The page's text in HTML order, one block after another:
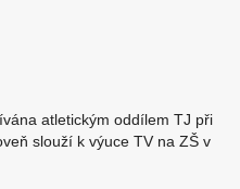
atletickým oddílem TJ při
slouží k výuce TV na ZŠ v